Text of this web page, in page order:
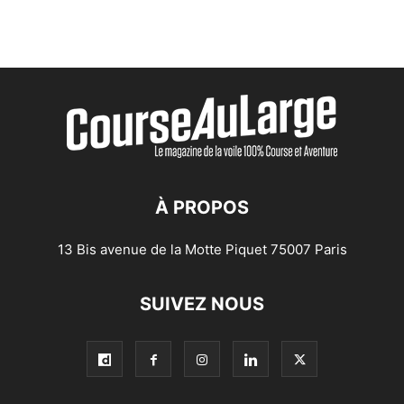
À PROPOS
13 Bis avenue de la Motte Piquet 75007 Paris
SUIVEZ NOUS